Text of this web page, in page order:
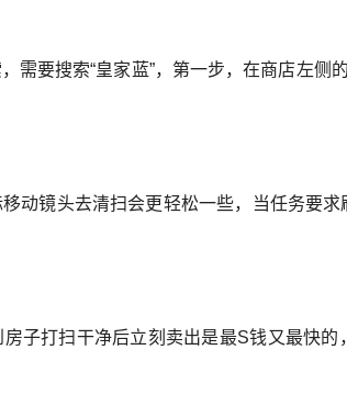
需要搜索“皇家蓝”，第一步，在商店左侧
动镜头去清扫会更轻松一些，当任务要
子打扫干净后立刻卖出是最S钱又最快